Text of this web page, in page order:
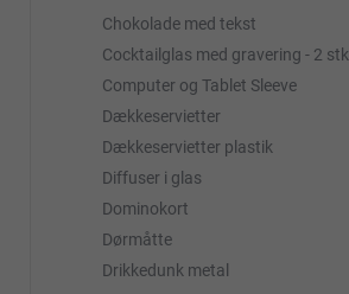
Chokolade med tekst
Cocktailglas med gravering - 2 stk
Computer og Tablet Sleeve
Dækkeservietter
Dækkeservietter plastik
Diffuser i glas
Dominokort
Dørmåtte
Drikkedunk metal